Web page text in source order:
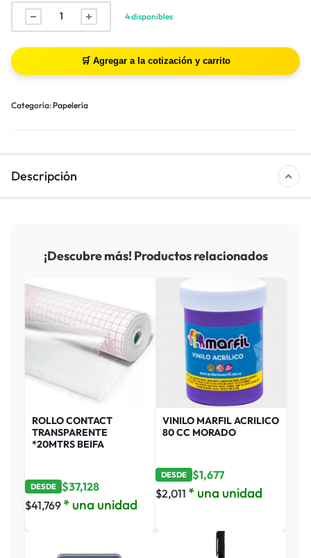
4 disponibles
Categoría: Papelería
Descripción
¡Descubre más! Productos relacionados
ROLLO CONTACT
TRANSPARENTE
*20MTRS BEIFA
DESDE $37,128
$41,769 * una unidad
VINILO MARFIL ACRILICO
80 CC MORADO
DESDE $1,677
$2,011 * una unidad